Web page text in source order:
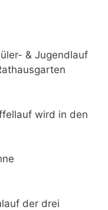
& Jugendlauf
wird in den
der drei